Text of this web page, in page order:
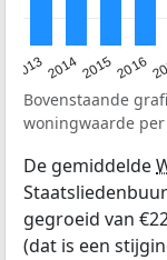
2013201420152016
Bovenstaande
woningwaarde
De gemiddelde
gegroeid van
(dat is een